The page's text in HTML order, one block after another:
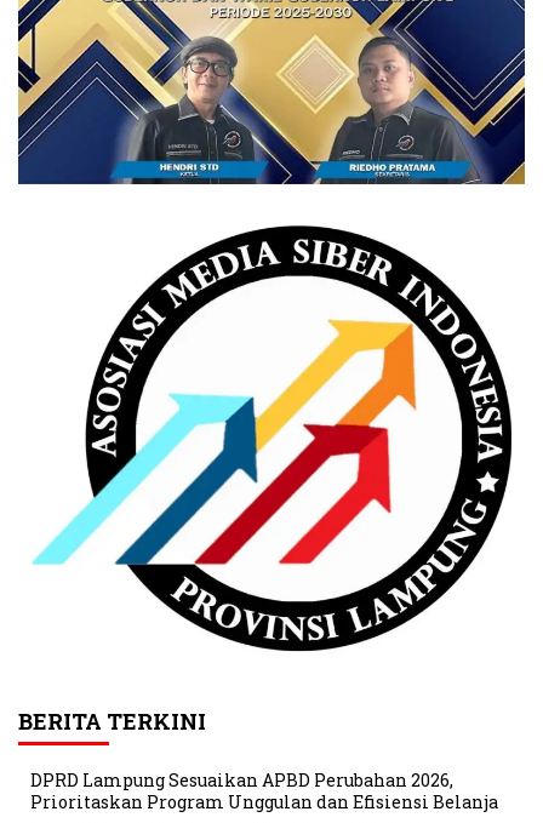
BERITA TERKINI
DPRD Lampung Sesuaikan APBD Perubahan 2026,
Prioritaskan Program Unggulan dan Efisiensi Belanja